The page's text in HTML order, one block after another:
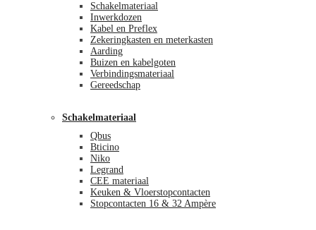
Schakelmateriaal
Inwerkdozen
Kabel en Preflex
Zekeringkasten en meterkasten
Aarding
Buizen en kabelgoten
Verbindingsmateriaal
Gereedschap
Schakelmateriaal
Qbus
Bticino
Niko
Legrand
CEE materiaal
Keuken & Vloerstopcontacten
Stopcontacten 16 & 32 Ampère